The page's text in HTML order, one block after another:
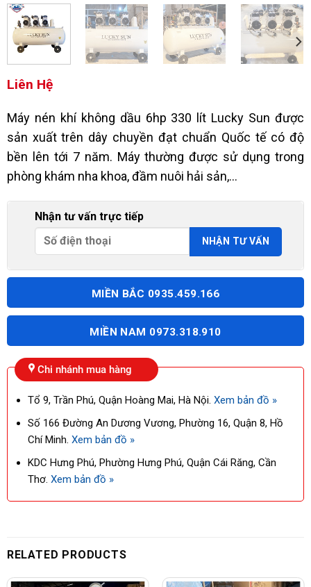
Liên Hệ
Máy nén khí không dầu 6hp 330 lít Lucky Sun được
sản xuất trên dây chuyền đạt chuẩn Quốc tế có độ
bền lên tới 7 năm. Máy thường được sử dụng trong
phòng khám nha khoa, đầm nuôi hải sản,…
Nhận tư vấn trực tiếp
MIỀN BẮC 0935.459.166
MIỀN NAM 0973.318.910
Chi nhánh mua hàng
Tổ 9, Trần Phú, Quận Hoàng Mai, Hà Nội.Xem bản đồ »
Số 166 Đường An Dương Vương, Phường 16, Quận 8, Hồ
Chí Minh.Xem bản đồ »
KDC Hưng Phú, Phường Hưng Phú, Quận Cái Răng, Cần
Thơ.Xem bản đồ »
RELATED PRODUCTS